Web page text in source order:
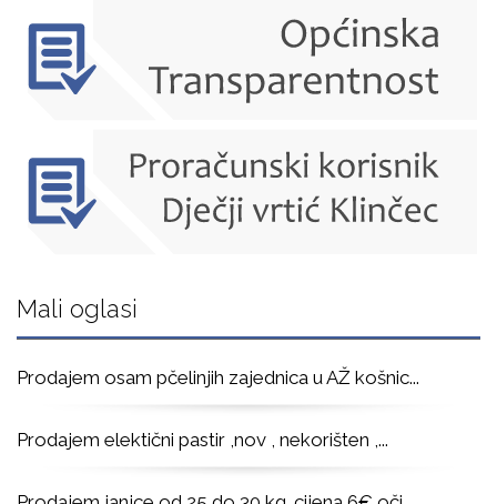
Mali oglasi
Prodajem osam pčelinjih zajednica u AŽ košnic...
Prodajem elektični pastir ,nov , nekorišten , ...